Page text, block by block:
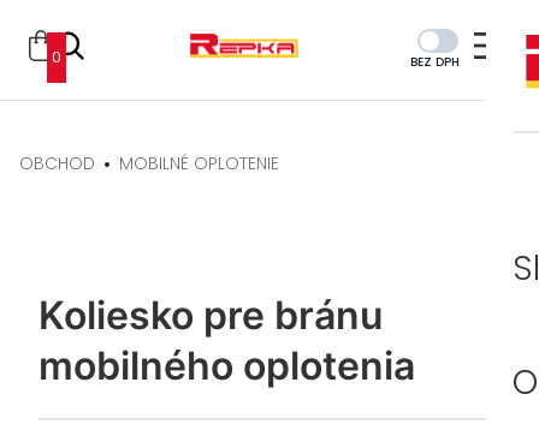
0 BEZ DPH
OBCHOD MOBILNÉ OPLOTENIE
Koliesko pre bránu
mobilného oplotenia